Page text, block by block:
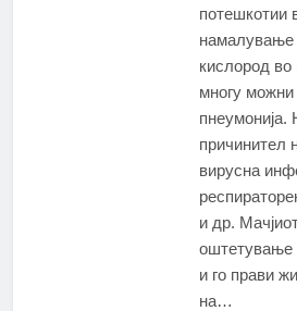
потешкотии
намалување
кислород во
многу можни
пнеумонија.
причинител
вирусна
и др.
оштетување
и го прави
на…